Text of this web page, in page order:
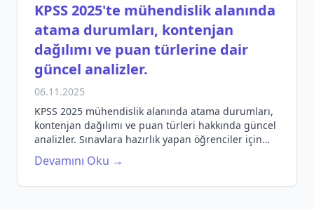
KPSS 2025'te mühendislik alanında
atama durumları, kontenjan
dağılımı ve puan türlerine dair
güncel analizler.
06.11.2025
KPSS 2025 mühendislik alanında atama durumları,
kontenjan dağılımı ve puan türleri hakkında güncel
analizler. Sınavlara hazırlık yapan öğrenciler için
detaylı bilgiler.
Devamını Oku →